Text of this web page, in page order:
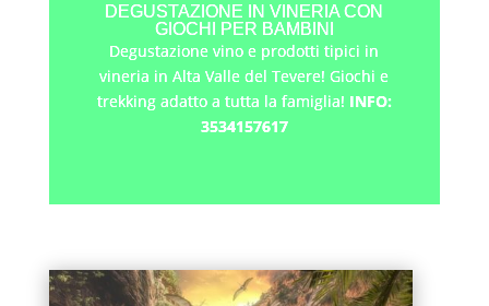
DEGUSTAZIONE IN VINERIA CON
GIOCHI PER BAMBINI
Degustazione vino e prodotti tipici in
vineria in Alta Valle del Tevere! Giochi e
trekking adatto a tutta la famiglia! INFO:
3534157617